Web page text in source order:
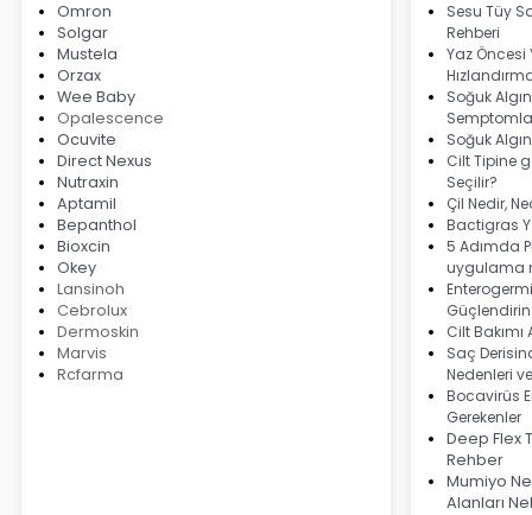
Omron
Solgar
Mustela
Orzax
Wee Baby
Opalescence
Ocuvite
Direct Nexus
Nutraxin
Aptamil
Bepanthol
Bioxcin
Okey
Lansinoh
Cebrolux
Dermoskin
Marvis
Rcfarma
Sesu Tüy
Rehberi
Yaz Öncesi
Soğuk
Soğuk
Cilt Tipine
Seçilir?
Çil Nedir,
Bactigras
5 Adımda
uygulama
Güçlendirin
Cilt
Saç
Nedenleri
Bocavirüs
Gerekenler
Deep Flex
Rehber
Mumiyo
Alanları